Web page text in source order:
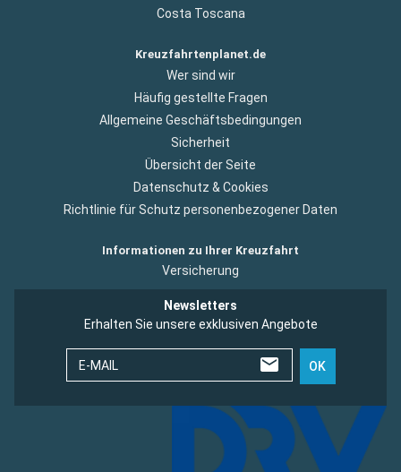
Costa Toscana
Kreuzfahrtenplanet.de
Wer sind wir
Häufig gestellte Fragen
Allgemeine Geschäftsbedingungen
Sicherheit
Übersicht der Seite
Datenschutz & Cookies
Richtlinie für Schutz personenbezogener Daten
Informationen zu Ihrer Kreuzfahrt
Versicherung
Newsletters
Erhalten Sie unsere exklusiven Angebote
E-MAIL OK